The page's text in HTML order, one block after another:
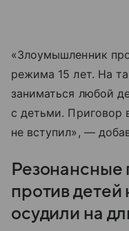
«Злоумышленник
режима 15 лет. На
заниматься любой
с детьми. Приговор
не вступил», —
Резонансные
против детей
осудили на